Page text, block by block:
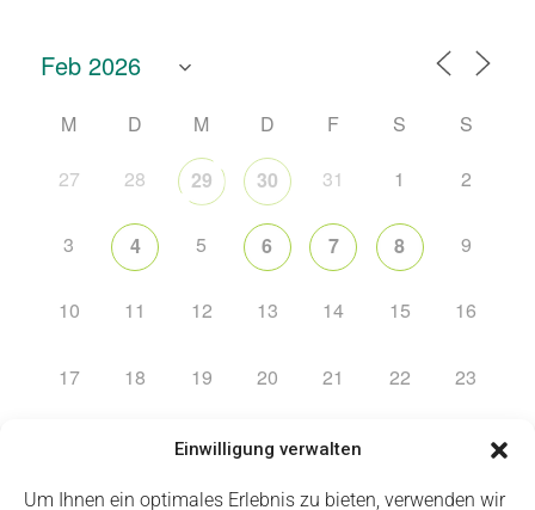
Einwilligung verwalten
Um Ihnen ein optimales Erlebnis zu bieten, verwenden wir
M D M D F S
S
27
28 29 30 31 1 2
3 4 5 6 7 8 9
10 11 12 13 14 15 16
17 18 19 20 21 22 23
26 27 28